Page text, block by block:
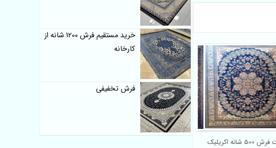
سایت فرش 500 شانه اکریلیک
خرید مستقیم فرش 1200 شانه از
کارخانه
فرش تخفیفی